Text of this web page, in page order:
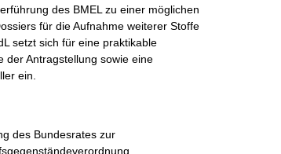
des BMEL zu einer möglichen
für die Aufnahme weiterer Stoffe
setzt sich für eine praktikable
der Antragstellung sowie eine
ein.
des Bundesrates zur